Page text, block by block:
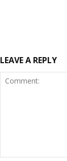
LEAVE A REPLY